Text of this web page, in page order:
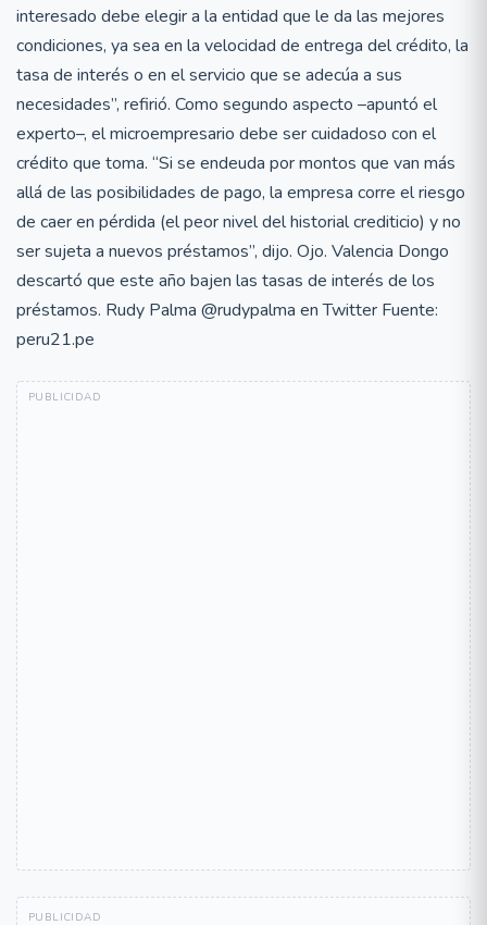
interesado debe elegir a la entidad que le da las mejores
condiciones, ya sea en la velocidad de entrega del crédito, la
tasa de interés o en el servicio que se adecúa a sus
necesidades”, refirió. Como segundo aspecto –apuntó el
experto–, el microempresario debe ser cuidadoso con el
crédito que toma. “Si se endeuda por montos que van más
allá de las posibilidades de pago, la empresa corre el riesgo
de caer en pérdida (el peor nivel del historial crediticio) y no
ser sujeta a nuevos préstamos”, dijo. Ojo. Valencia Dongo
descartó que este año bajen las tasas de interés de los
préstamos. Rudy Palma @rudypalma en Twitter Fuente:
peru21.pe